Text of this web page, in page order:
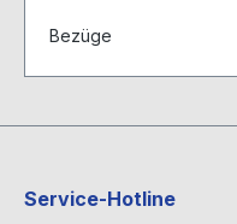
Bezüge
Service-Hotline